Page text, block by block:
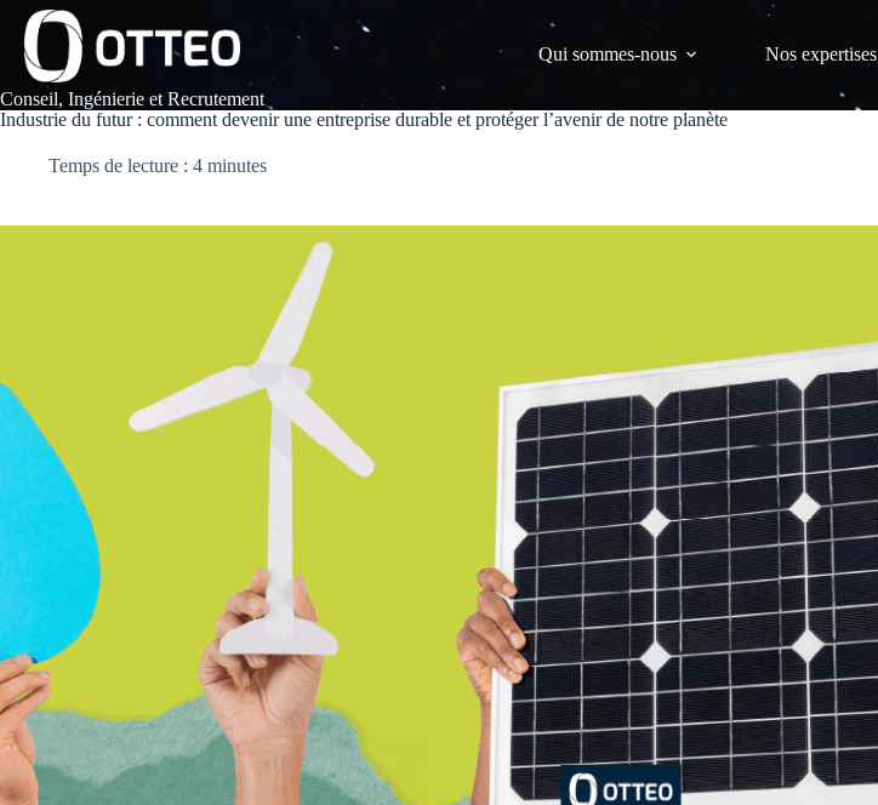
Passer
contenu
Conseil, Ingénierie et Recrutement
Qui sommes-nous Nos expertises
Industrie du futur : comment devenir une entreprise durable et protéger l’avenir de notre planète
Temps de lecture : 4 minutes